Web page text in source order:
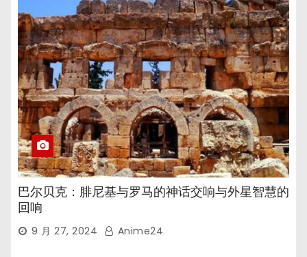
巴尔贝克：腓尼基与罗马的神话交响与外星智慧的
回响
9 月 27, 2024 Anime24